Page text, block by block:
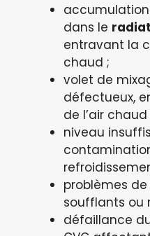
dans le
entravant la
chaud ;
volet de
défectueux,
de l’air
niveau
problèmes
soufflants ou
défaillance